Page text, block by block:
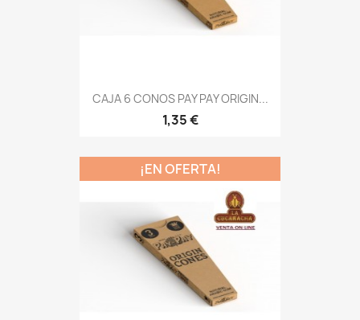
CAJA 6 CONOS PAY PAY ORIGIN...
1,35 €
¡EN OFERTA!